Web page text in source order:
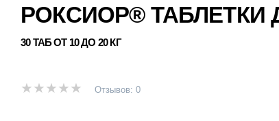
РОКСИОР® ТАБЛЕТКИ
30 ТАБ ОТ 10 ДО 20 КГ
Отзывов: 0